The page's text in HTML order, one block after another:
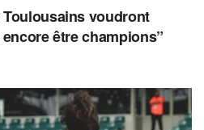
voudront
être champions”